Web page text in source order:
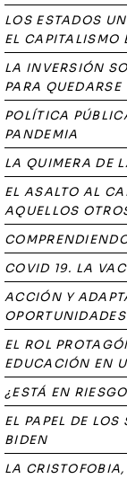
LOS ESTADOS
EL CAPITALISMO
LA INVERSIÓN
PARA QUEDARSE
POLÍTICA
PANDEMIA
LA QUIMERA DE
EL ASALTO AL
AQUELLOS
COVID 19. LA
ACCIÓN Y
OPORTUNIDADES
EL ROL
EDUCACIÓN EN
¿ESTÁ EN
EL PAPEL DE
BIDEN
LA